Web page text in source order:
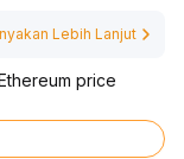
Lebih Lanjut
price